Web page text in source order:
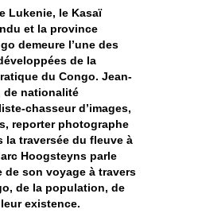
Lukenie, le Kasaï
et la province
demeure l’une des
de la
du Congo. Jean-
de nationalité
chasseur d’images,
reporter photographe
la traversée du fleuve à
Hoogsteyns parle
de son voyage à travers
de la population, de
existence.